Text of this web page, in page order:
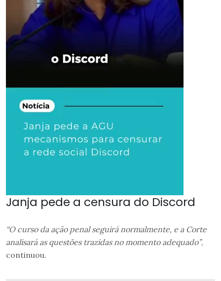
Janja pede a censura do Discord
“O curso da ação penal seguirá normalmente, e a Corte
analisará as questões trazidas no momento adequado”,
continuou.